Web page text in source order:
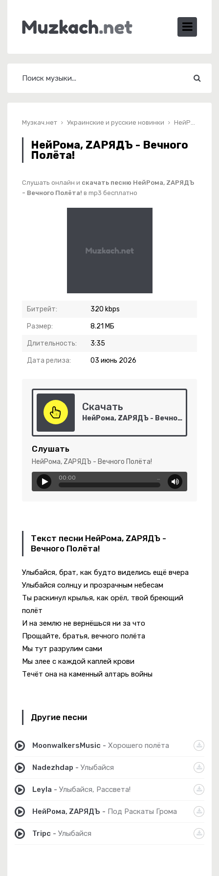
Музкач.нет Украинские и русские новинки НейРома, ZАРЯДЪ - Вечного Полёта!
НейРома, ZАРЯДЪ - Вечного
Полёта!
Слушать онлайн и скачать песню НейРома, ZАРЯДЪ
- Вечного Полёта! в mp3 бесплатно
Битрейт: 320 kbps
Размер: 8.21 МБ
Длительность: 3:35
Дата релиза: 03 июнь 2026
Скачать
НейРома, ZАРЯДЪ - Вечного Полёта!
Слушать
НейРома, ZАРЯДЪ - Вечного Полёта!
00:00 …
Текст песни НейРома, ZАРЯДЪ -
Вечного Полёта!
Улыбайся, брат, как будто виделись ещё вчера
Улыбайся солнцу и прозрачным небесам
Ты раскинул крылья, как орёл, твой бреющий
полёт
И на землю не вернёшься ни за что
Прощайте, братья, вечного полёта
Мы тут разрулим сами
Мы злее с каждой каплей крови
Течёт она на каменный алтарь войны
Другие песни
MoonwalkersMusic - Хорошего полёта
Nadezhdap - Улыбайся
Leyla - Улыбайся, Рассвета!
НейРома, ZАРЯДЪ - Под Раскаты Грома
Tripc - Улыбайся
Cassiopeia
Мир Сегодня Лишний
На Платье